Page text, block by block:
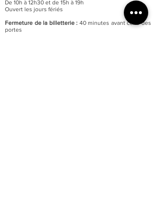
De 10h à 12h30 et de 15h à 19h
Ouvert les jours fériés
Fermeture de la billetterie : 40 minutes avant celle des
portes